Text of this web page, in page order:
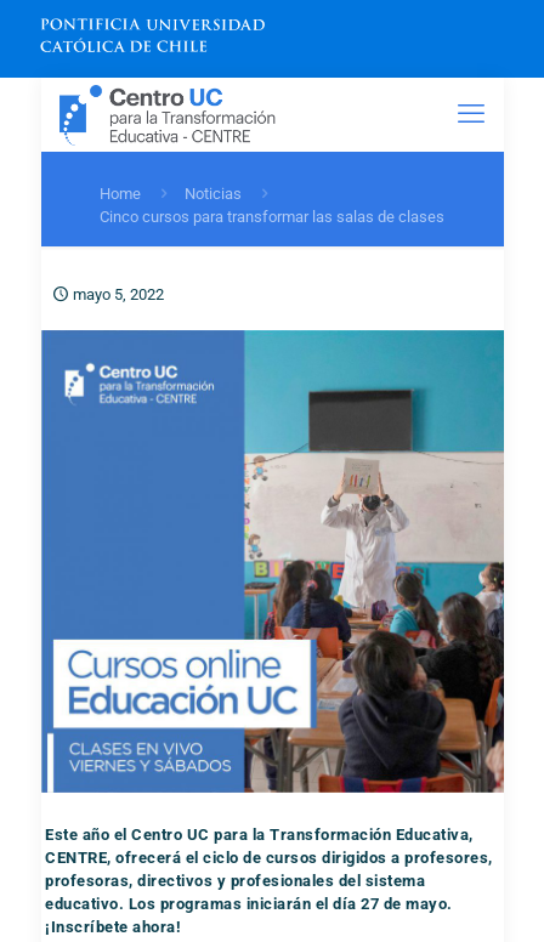
Home
Noticias
Cinco cursos para transformar las salas de clases
mayo 5, 2022
Este año el Centro UC para la Transformación Educativa,
CENTRE, ofrecerá el ciclo de cursos dirigidos a profesores,
profesoras, directivos y profesionales del sistema
educativo. Los programas iniciarán el día 27 de mayo.
¡Inscríbete ahora!